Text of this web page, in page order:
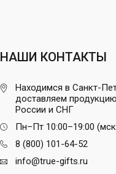
НАШИ КОНТАКТЫ
Находимся в Санкт-
доставляем
России и СНГ
Пн–Пт 10:00–19:00
8 (800) 101-64-52
info@true-gifts.ru